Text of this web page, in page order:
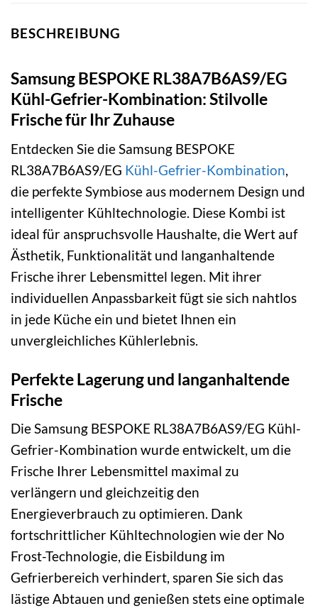
BESCHREIBUNG
Samsung BESPOKE RL38A7B6AS9/EG
Kühl-Gefrier-Kombination: Stilvolle
Frische für Ihr Zuhause
Entdecken Sie die Samsung BESPOKE
RL38A7B6AS9/EG Kühl-Gefrier-Kombination,
die perfekte Symbiose aus modernem Design und
intelligenter Kühltechnologie. Diese Kombi ist
ideal für anspruchsvolle Haushalte, die Wert auf
Ästhetik, Funktionalität und langanhaltende
Frische ihrer Lebensmittel legen. Mit ihrer
individuellen Anpassbarkeit fügt sie sich nahtlos
in jede Küche ein und bietet Ihnen ein
unvergleichliches Kühlerlebnis.
Perfekte Lagerung und langanhaltende
Frische
Die Samsung BESPOKE RL38A7B6AS9/EG Kühl-
Gefrier-Kombination wurde entwickelt, um die
Frische Ihrer Lebensmittel maximal zu
verlängern und gleichzeitig den
Energieverbrauch zu optimieren. Dank
fortschrittlicher Kühltechnologien wie der No
Frost-Technologie, die Eisbildung im
Gefrierbereich verhindert, sparen Sie sich das
lästige Abtauen und genießen stets eine optimale